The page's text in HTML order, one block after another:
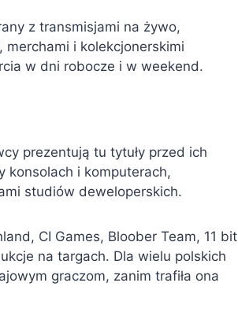
z transmisjami na żywo,
i kolekcjonerskimi
w dni robocze i w weekend.
prezentują tu tytuły przed ich
konsolach i komputerach,
studiów deweloperskich.
CI Games, Bloober Team, 11 bit
na targach. Dla wielu polskich
graczom, zanim trafiła ona